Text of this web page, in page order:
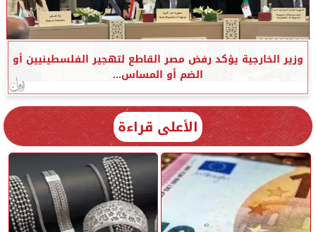
وزير الخارجية يؤكد رفض مصر القاطع لتهجير الفلسطينيين أو
الضم أو المساس...
الأعلى قراءة